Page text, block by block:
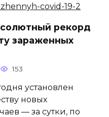
рекорд
зараженных
153
установлен
новых
— за сутки, по